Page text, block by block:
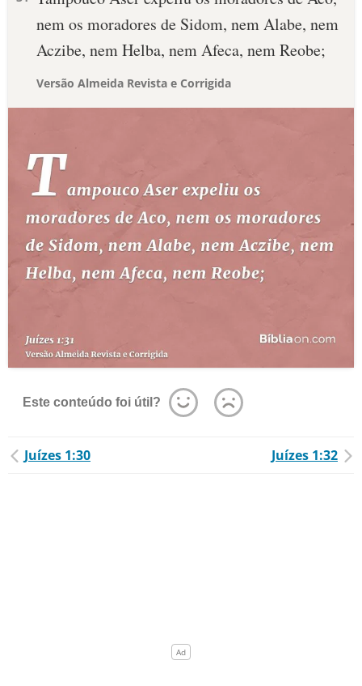
nem os moradores de Sidom, nem Alabe, nem
Aczibe, nem Helba, nem Afeca, nem Reobe;
Versão Almeida Revista e Corrigida
Este conteúdo foi útil?
Juízes 1:30 Juízes 1:32